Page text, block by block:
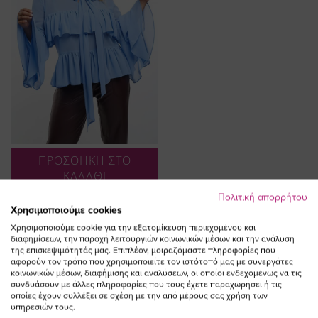
ΠΡΟΣΘΗΚΗ ΣΤΟ
ΚΑΛΑΘΙ
-Μπλούζα με βολάν
(-30%)
Ειδική
Τιμή
53,90 €
77,00 €
Πολιτική απορρήτου
Χρησιμοποιούμε cookies
Χρησιμοποιούμε cookie για την εξατομίκευση περιεχομένου και
διαφημίσεων, την παροχή λειτουργιών κοινωνικών μέσων και την ανάλυση
της επισκεψιμότητάς μας. Επιπλέον, μοιραζόμαστε πληροφορίες που
αφορούν τον τρόπο που χρησιμοποιείτε τον ιστότοπό μας με συνεργάτες
κοινωνικών μέσων, διαφήμισης και αναλύσεων, οι οποίοι ενδεχομένως να τις
συνδυάσουν με άλλες πληροφορίες που τους έχετε παραχωρήσει ή τις
οποίες έχουν συλλέξει σε σχέση με την από μέρους σας χρήση των
υπηρεσιών τους.